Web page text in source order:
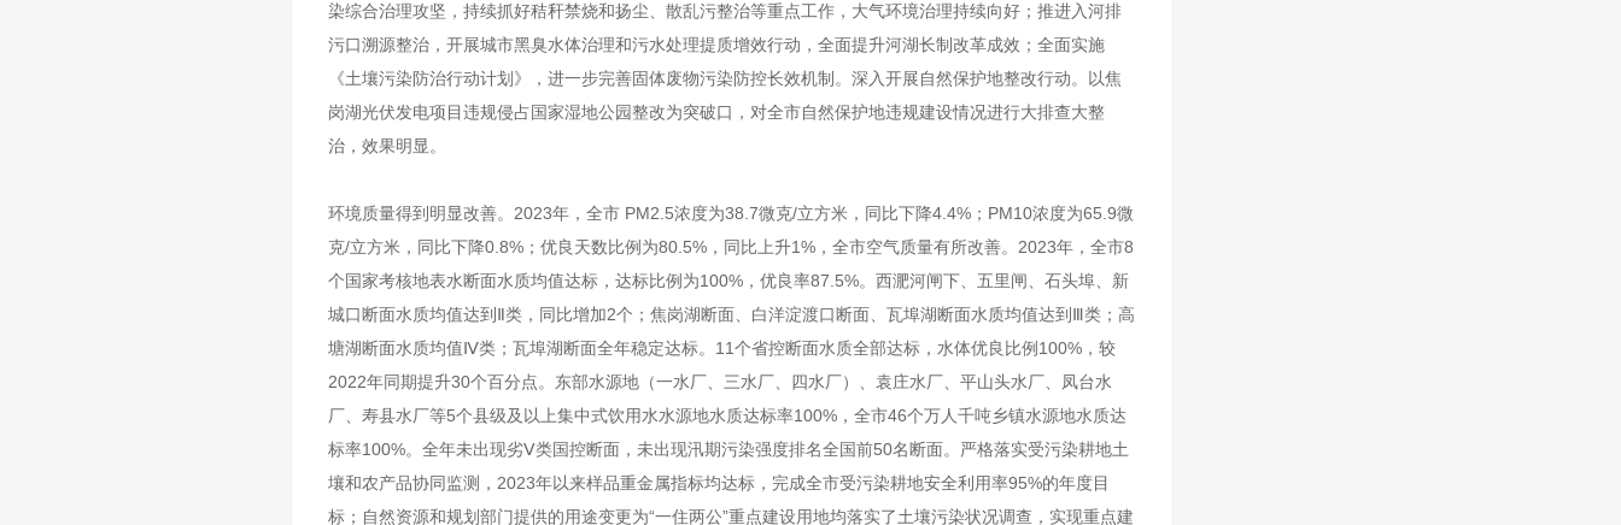
染综合治理攻坚，持续抓好秸秆禁烧和扬尘、散乱污整治等重点工作，大气环境治理持续向好；推进入河排
污口溯源整治，开展城市黑臭水体治理和污水处理提质增效行动，全面提升河湖长制改革成效；全面实施
《土壤污染防治行动计划》，进一步完善固体废物污染防控长效机制。深入开展自然保护地整改行动。以焦
岗湖光伏发电项目违规侵占国家湿地公园整改为突破口，对全市自然保护地违规建设情况进行大排查大整
治，效果明显。
环境质量得到明显改善。2023年，全市 PM2.5浓度为38.7微克/立方米，同比下降4.4%；PM10浓度为65.9微
克/立方米，同比下降0.8%；优良天数比例为80.5%，同比上升1%，全市空气质量有所改善。2023年，全市8
个国家考核地表水断面水质均值达标，达标比例为100%，优良率87.5%。西淝河闸下、五里闸、石头埠、新
城口断面水质均值达到Ⅱ类，同比增加2个；焦岗湖断面、白洋淀渡口断面、瓦埠湖断面水质均值达到Ⅲ类；高
塘湖断面水质均值Ⅳ类；瓦埠湖断面全年稳定达标。11个省控断面水质全部达标，水体优良比例100%，较
2022年同期提升30个百分点。东部水源地（一水厂、三水厂、四水厂）、袁庄水厂、平山头水厂、凤台水
厂、寿县水厂等5个县级及以上集中式饮用水水源地水质达标率100%，全市46个万人千吨乡镇水源地水质达
标率100%。全年未出现劣Ⅴ类国控断面，未出现汛期污染强度排名全国前50名断面。严格落实受污染耕地土
壤和农产品协同监测，2023年以来样品重金属指标均达标，完成全市受污染耕地安全利用率95%的年度目
标；自然资源和规划部门提供的用途变更为“一住两公”重点建设用地均落实了土壤污染状况调查，实现重点建